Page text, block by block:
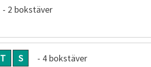
- 2 bokstäver
T S - 4 bokstäver